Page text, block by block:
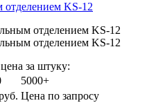
за штуку:
5000+
Цена по запросу